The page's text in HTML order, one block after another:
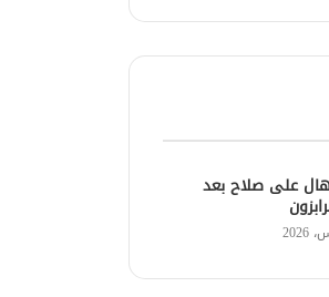
على صلاح بعد